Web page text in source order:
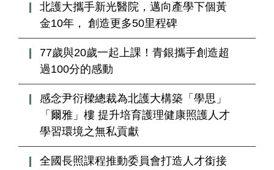
北護大攜手新光醫院，邁向產學下個黃
金10年， 創造更多50里程碑
77歲與20歲一起上課！青銀攜手創造超
過100分的感動
感念尹衍樑總裁為北護大構築「學思」
「爾雅」樓 提升培育護理健康照護人才
學習環境之無私貢獻
全國長照課程推動委員會打造人才銜接